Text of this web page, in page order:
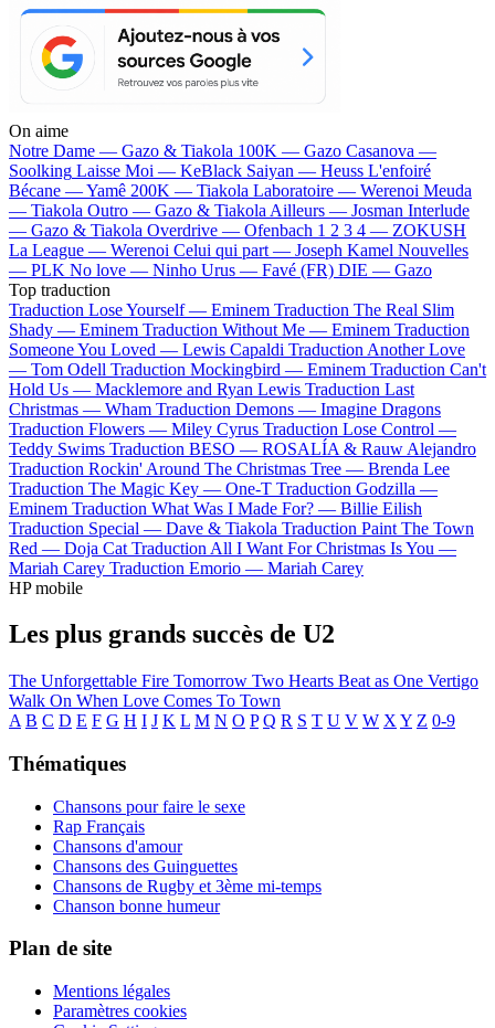
On aime
Notre Dame — Gazo & Tiakola 100K — Gazo Casanova —
Soolking Laisse Moi — KeBlack Saiyan — Heuss L'enfoiré
Bécane —Yamê 200K — Tiakola Laboratoire — Werenoi Meuda
— Tiakola Outro — Gazo & Tiakola Ailleurs — Josman Interlude
— Gazo & Tiakola Overdrive — Ofenbach 1 2 3 4 — ZOKUSH
La League — Werenoi Celui qui part — Joseph Kamel Nouvelles
— PLK No love — Ninho Urus — Favé (FR) DIE — Gazo
Top traduction
Traduction Lose Yourself — Eminem Traduction The Real Slim
Shady — Eminem Traduction Without Me — Eminem Traduction
Someone You Loved — Lewis Capaldi Traduction Another Love
— Tom Odell Traduction Mockingbird — Eminem Traduction Can't
Hold Us — Macklemore and Ryan Lewis Traduction Last
Christmas — Wham Traduction Demons — Imagine Dragons
Traduction Flowers — Miley Cyrus Traduction Lose Control —
Teddy Swims Traduction BESO — ROSALÍA & Rauw Alejandro
Traduction Rockin' Around The Christmas Tree — Brenda Lee
Traduction The Magic Key — One-T Traduction Godzilla —
Eminem Traduction What Was I Made For? — Billie Eilish
Traduction Special — Dave & Tiakola Traduction Paint The Town
Red — Doja Cat Traduction All I Want For Christmas Is You —
Mariah Carey Traduction Emorio — Mariah Carey
HP mobile
Les plus grands succès de U2
The Unforgettable Fire Tomorrow Two Hearts Beat as One Vertigo
Walk On When Love Comes To Town
A B C D E F G H I J K L M N O P Q R S T U V W X Y Z 0-9
Thématiques
Chansons pour faire le sexe
Rap Français
Chansons d'amour
Chansons des Guinguettes
Chansons de Rugby et 3ème mi-temps
Chanson bonne humeur
Plan de site
Mentions légales
Paramètres cookies